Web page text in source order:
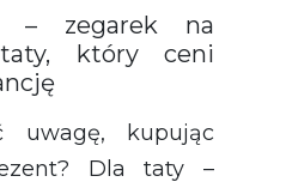
– zegarek na
który ceni
uwagę, kupując
Dla taty –